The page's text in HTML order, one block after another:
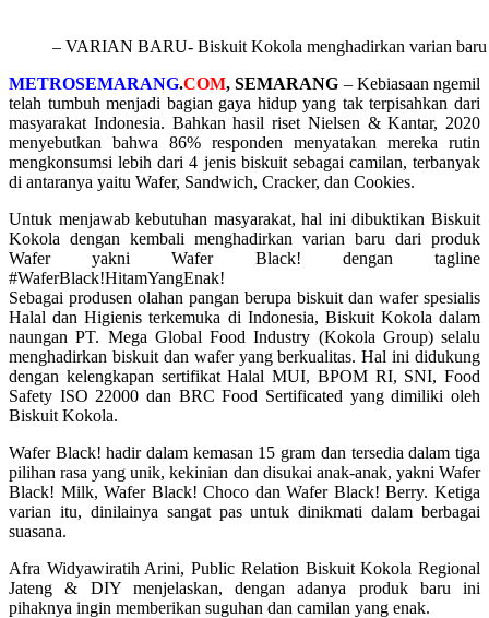
– VARIAN BARU- Biskuit Kokola menghadirkan varian baru
METROSEMARANG.COM, SEMARANG – Kebiasaan ngemil
telah tumbuh menjadi bagian gaya hidup yang tak terpisahkan dari
masyarakat Indonesia. Bahkan hasil riset Nielsen & Kantar, 2020
menyebutkan bahwa 86% responden menyatakan mereka rutin
mengkonsumsi lebih dari 4 jenis biskuit sebagai camilan, terbanyak
di antaranya yaitu Wafer, Sandwich, Cracker, dan Cookies.
Untuk menjawab kebutuhan masyarakat, hal ini dibuktikan Biskuit
Kokola dengan kembali menghadirkan varian baru dari produk
Wafer yakni Wafer Black! dengan tagline
#WaferBlack!HitamYangEnak!
Sebagai produsen olahan pangan berupa biskuit dan wafer spesialis
Halal dan Higienis terkemuka di Indonesia, Biskuit Kokola dalam
naungan PT. Mega Global Food Industry (Kokola Group) selalu
menghadirkan biskuit dan wafer yang berkualitas. Hal ini didukung
dengan kelengkapan sertifikat Halal MUI, BPOM RI, SNI, Food
Safety ISO 22000 dan BRC Food Sertificated yang dimiliki oleh
Biskuit Kokola.
Wafer Black! hadir dalam kemasan 15 gram dan tersedia dalam tiga
pilihan rasa yang unik, kekinian dan disukai anak-anak, yakni Wafer
Black! Milk, Wafer Black! Choco dan Wafer Black! Berry. Ketiga
varian itu, dinilainya sangat pas untuk dinikmati dalam berbagai
suasana.
Afra Widyawiratih Arini, Public Relation Biskuit Kokola Regional
Jateng & DIY menjelaskan, dengan adanya produk baru ini
pihaknya ingin memberikan suguhan dan camilan yang enak.